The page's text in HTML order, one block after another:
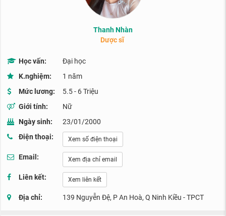
Thanh Nhàn
Dược sĩ
Học vấn:
Đại học
K.nghiệm:
1 năm
Mức lương:
5.5 - 6 Triệu
Giới tính:
Nữ
Ngày sinh:
23/01/2000
Điện thoại:
Xem số điện thoại
Email: Xem địa chỉ email
Liên kết: Xem liên kết
Địa chỉ: 139 Nguyễn Đệ, P An Hoà, Q Ninh Kiều - TPCT